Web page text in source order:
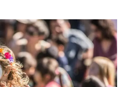
in celebration of Black culture.